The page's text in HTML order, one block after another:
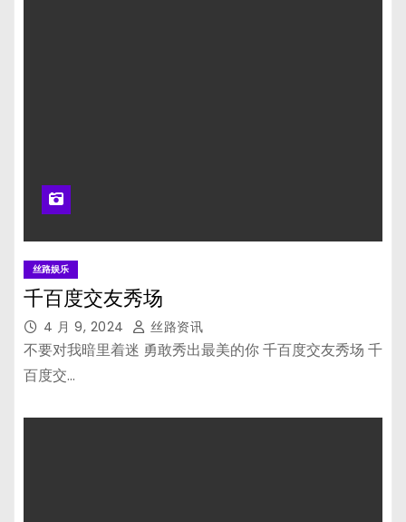
丝路娱乐
千百度交友秀场
4 月 9, 2024 丝路资讯
不要对我暗里着迷 勇敢秀出最美的你 千百度交友秀场 千
百度交…